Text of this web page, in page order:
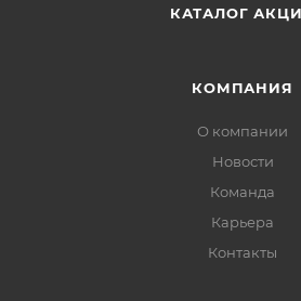
индивидуальной корзины
Состав корзины Вы можете
Данный вариант корзины
КАТАЛОГ
КОМПАНИЯ
О компании
Новости
Команда
Карьера
Контакты